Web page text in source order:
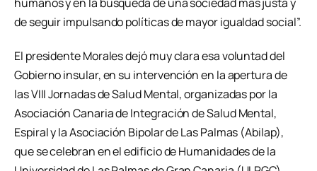
de seguir impulsando políticas de mayor igualdad social”.
El presidente Morales dejó muy clara esa voluntad del
Gobierno insular, en su intervención en la apertura de
las VIII Jornadas de Salud Mental, organizadas por la
Asociación Canaria de Integración de Salud Mental,
Espiral y la Asociación Bipolar de Las Palmas (Abilap),
que se celebran en el edificio de Humanidades de la